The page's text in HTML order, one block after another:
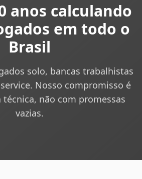
anos calculando
em todo o
Brasil
solo, bancas trabalhistas
Nosso compromisso é
não com promessas
vazias.